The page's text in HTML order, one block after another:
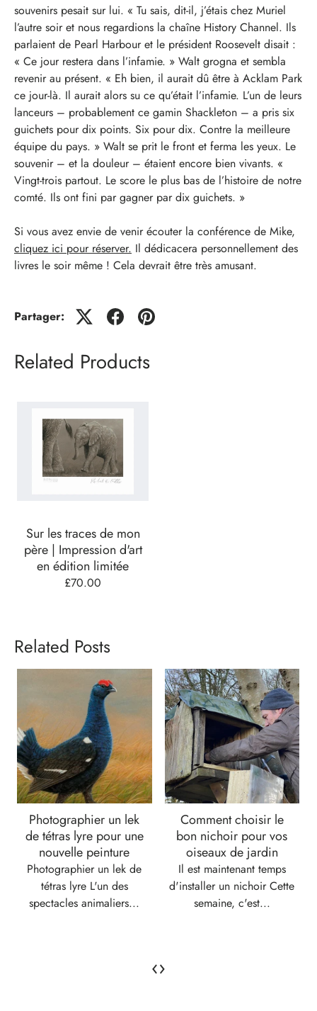
souvenirs pesait sur lui. « Tu sais, dit-il, j’étais chez Muriel
l’autre soir et nous regardions la chaîne History Channel. Ils
parlaient de Pearl Harbour et le président Roosevelt disait :
« Ce jour restera dans l’infamie. » Walt grogna et sembla
revenir au présent. « Eh bien, il aurait dû être à Acklam Park
ce jour-là. Il aurait alors su ce qu’était l’infamie. L’un de leurs
lanceurs – probablement ce gamin Shackleton – a pris six
guichets pour dix points. Six pour dix. Contre la meilleure
équipe du pays. » Walt se prit le front et ferma les yeux. Le
souvenir – et la douleur – étaient encore bien vivants. «
Vingt-trois partout. Le score le plus bas de l’histoire de notre
comté. Ils ont fini par gagner par dix guichets. »
Si vous avez envie de venir écouter la conférence de Mike,
cliquez ici pour réserver. Il dédicacera personnellement des
livres le soir même ! Cela devrait être très amusant.
Partager:
Related Products
Sur les traces de mon
père | Impression d'art
en édition limitée
£70.00
Related Posts
Photographier un lek
de tétras lyre pour une
nouvelle peinture
Photographier un lek de
tétras lyre L'un des
spectacles animaliers...
Comment choisir le
bon nichoir pour vos
oiseaux de jardin
Il est maintenant temps
d'installer un nichoir Cette
semaine, c'est...
‹›